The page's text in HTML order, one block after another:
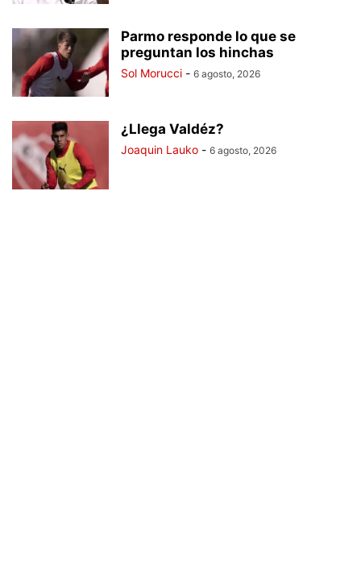
Parmo responde lo que se
preguntan los hinchas
Sol Morucci - 6 agosto, 2026
¿Llega Valdéz?
Joaquin Lauko - 6 agosto, 2026